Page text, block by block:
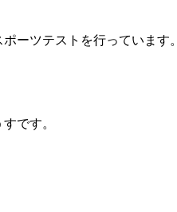
ーツテストを行っています。
です。